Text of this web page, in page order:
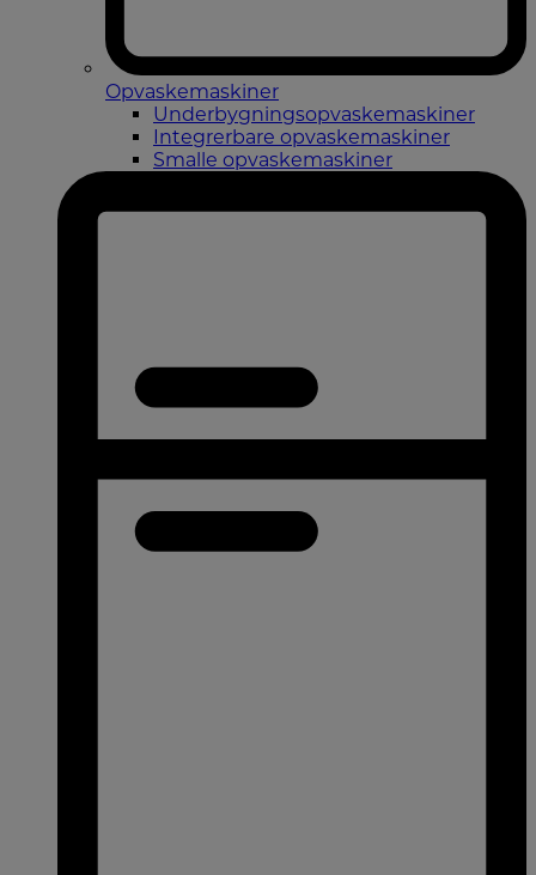
Opvaskemaskiner
Underbygningsopvaskemaskiner
Integrerbare opvaskemaskiner
Smalle opvaskemaskiner